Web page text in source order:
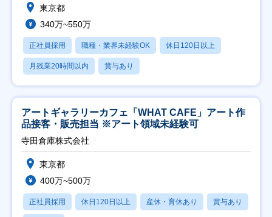
東京都
340万~550万
正社員採用 職種・業界未経験OK 休日120日以上
月残業20時間以内 賞与あり
アートギャラリーカフェ「WHAT CAFE」アート作
品接客・販売担当 ※アート領域未経験可
寺田倉庫株式会社
東京都
400万~500万
正社員採用 休日120日以上 産休・育休あり 賞与あり